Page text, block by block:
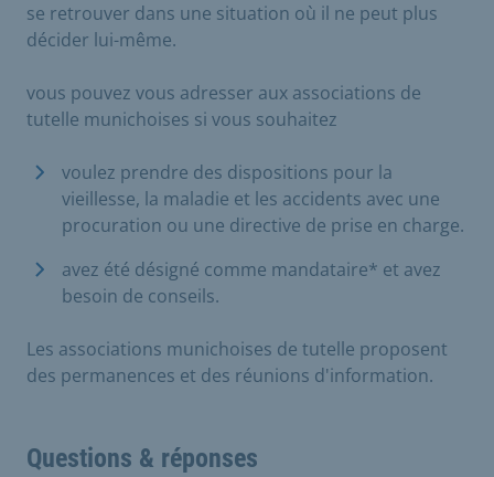
se retrouver dans une situation où il ne peut plus
décider lui-même.
vous pouvez vous adresser aux associations de
tutelle munichoises si vous souhaitez
voulez prendre des dispositions pour la
vieillesse, la maladie et les accidents avec une
procuration ou une directive de prise en charge.
avez été désigné comme mandataire* et avez
besoin de conseils.
Les associations munichoises de tutelle proposent
des permanences et des réunions d'information.
Questions & réponses